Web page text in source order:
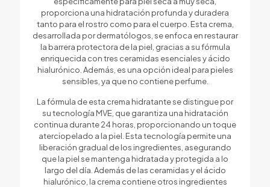
proporciona una hidratación profunda y duradera
tanto para el rostro como para el cuerpo. Esta crema,
desarrollada por dermatólogos, se enfoca en restaurar
la barrera protectora de la piel, gracias a su fórmula
enriquecida con tres ceramidas esenciales y ácido
hialurónico. Además, es una opción ideal para pieles
sensibles, ya que no contiene perfume.
La fórmula de esta crema hidratante se distingue por
su tecnología MVE, que garantiza una hidratación
continua durante 24 horas, proporcionando un toque
aterciopelado a la piel. Esta tecnología permite una
liberación gradual de los ingredientes, asegurando
que la piel se mantenga hidratada y protegida a lo
largo del día. Además de las ceramidas y el ácido
hialurónico, la crema contiene otros ingredientes